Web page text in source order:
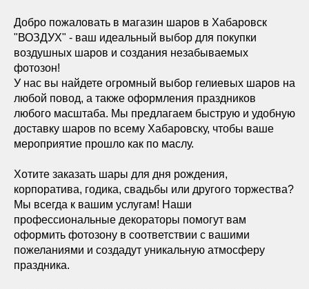
Добро пожаловать в магазин шаров в Хабаровск
"ВОЗДУХ" - ваш идеальный выбор для покупки
воздушных шаров и создания незабываемых
фотозон!
У нас вы найдете огромный выбор гелиевых шаров на
любой повод, а также оформления праздников
любого масштаба. Мы предлагаем быструю и удобную
доставку шаров по всему Хабаровску, чтобы ваше
мероприятие прошло как по маслу.
Хотите заказать шары для дня рождения,
корпоратива, годика, свадьбы или другого торжества?
Мы всегда к вашим услугам! Наши
профессиональные декораторы помогут вам
оформить фотозону в соответствии с вашими
пожеланиями и создадут уникальную атмосферу
праздника.